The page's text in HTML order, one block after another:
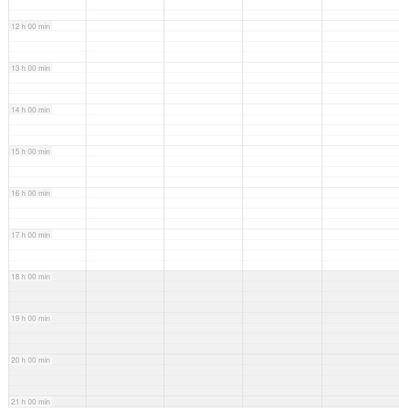
12 h 00 min
13 h 00 min
14 h 00 min
15 h 00 min
16 h 00 min
17 h 00 min
18 h 00 min
19 h 00 min
20 h 00 min
21 h 00 min